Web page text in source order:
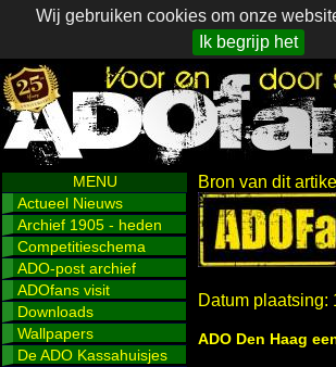
Wij gebruiken cookies om onze
Ik begrijp het
MENU
Actueel Nieuws
Archief 1905 - heden
Competitieschema
ADO-post archief
ADOfans visit
Downloads
Wallpapers
De ADO Kassahuisjes
Bron van dit artikel
Datum plaatsing:
ADO Den Haag